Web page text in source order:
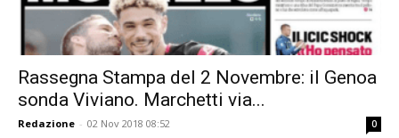
Rassegna Stampa del 2 Novembre: il Genoa
sonda Viviano. Marchetti via...
Redazione - 02 Nov 2018 08:52 0